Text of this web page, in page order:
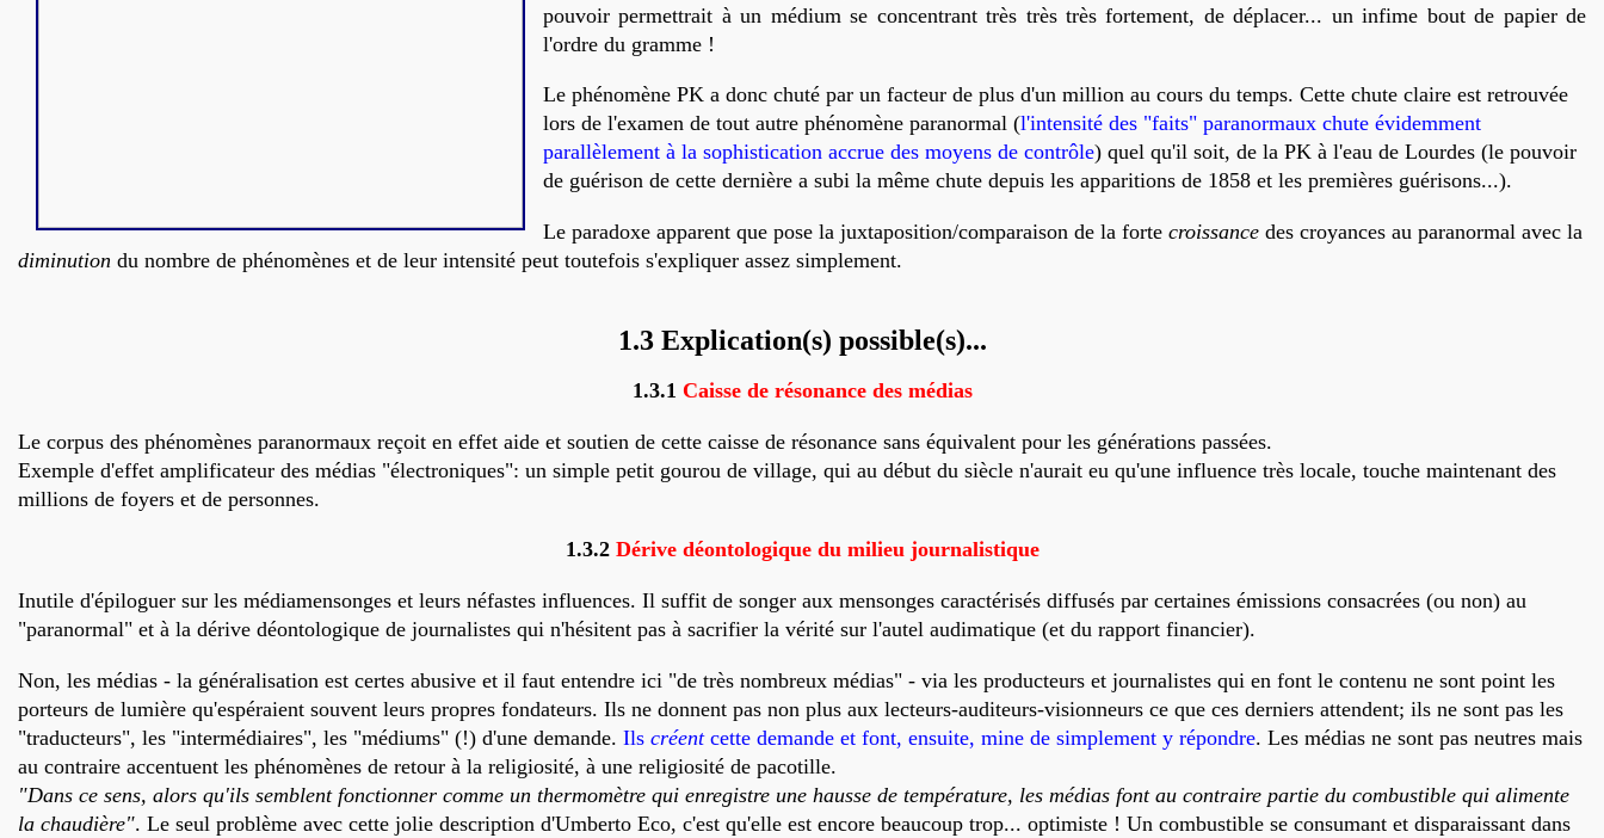
pouvoir permettrait à un médium se concentrant très très très fortement, de déplacer... un infime bout de papier de
l'ordre du gramme !
Le phénomène PK a donc chuté par un facteur de plus d'un million au cours du temps. Cette chute claire est retrouvée
lors de l'examen de tout autre phénomène paranormal (l'intensité des "faits" paranormaux chute évidemment
parallèlement à la sophistication accrue des moyens de contrôle) quel qu'il soit, de la PK à l'eau de Lourdes (le pouvoir
de guérison de cette dernière a subi la même chute depuis les apparitions de 1858 et les premières guérisons...).
Le paradoxe apparent que pose la juxtaposition/comparaison de la forte croissance des croyances au paranormal avec la
diminution du nombre de phénomènes et de leur intensité peut toutefois s'expliquer assez simplement.
1.3 Explication(s) possible(s)...
1.3.1 Caisse de résonance des médias
Le corpus des phénomènes paranormaux reçoit en effet aide et soutien de cette caisse de résonance sans équivalent pour les générations passées.
Exemple d'effet amplificateur des médias "électroniques": un simple petit gourou de village, qui au début du siècle n'aurait eu qu'une influence très locale, touche maintenant des
millions de foyers et de personnes.
1.3.2 Dérive déontologique du milieu journalistique
Inutile d'épiloguer sur les médiamensonges et leurs néfastes influences. Il suffit de songer aux mensonges caractérisés diffusés par certaines émissions consacrées (ou non) au
"paranormal" et à la dérive déontologique de journalistes qui n'hésitent pas à sacrifier la vérité sur l'autel audimatique (et du rapport financier).
Non, les médias - la généralisation est certes abusive et il faut entendre ici "de très nombreux médias" - via les producteurs et journalistes qui en font le contenu ne sont point les
porteurs de lumière qu'espéraient souvent leurs propres fondateurs. Ils ne donnent pas non plus aux lecteurs-auditeurs-visionneurs ce que ces derniers attendent; ils ne sont pas les
"traducteurs", les "intermédiaires", les "médiums" (!) d'une demande. Ils créentcette demande et font, ensuite, mine de simplement y répondre. Les médias ne sont pas neutres mais
au contraire accentuent les phénomènes de retour à la religiosité, à une religiosité de pacotille.
"Dans ce sens, alors qu'ils semblent fonctionner comme un thermomètre qui enregistre une hausse de température, les médias font au contraire partie du combustible qui alimente
la chaudière". Le seul problème avec cette jolie description d'Umberto Eco, c'est qu'elle est encore beaucoup trop... optimiste ! Un combustible se consumant et disparaissant dans